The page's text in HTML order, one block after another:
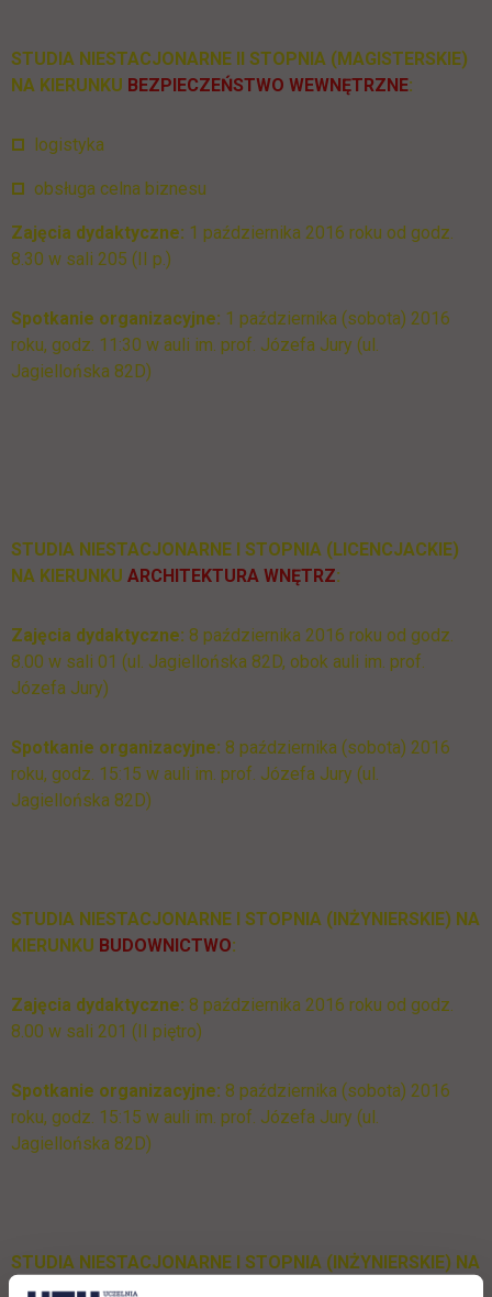
STUDIA NIESTACJONARNE II STOPNIA (MAGISTERSKIE)
NA KIERUNKU BEZPIECZEŃSTWO WEWNĘTRZNE:
logistyka
obsługa celna biznesu
Zajęcia dydaktyczne: 1 października 2016 roku od godz.
8.30 w sali 205 (II p.)
Spotkanie organizacyjne: 1 października (sobota) 2016
roku, godz. 11:30 w auli im. prof. Józefa Jury (ul.
Jagiellońska 82D)
STUDIA NIESTACJONARNE I STOPNIA (LICENCJACKIE)
NA KIERUNKU ARCHITEKTURA WNĘTRZ:
Zajęcia dydaktyczne: 8 października 2016 roku od godz.
8.00 w sali 01 (ul. Jagiellońska 82D, obok auli im. prof.
Józefa Jury)
Spotkanie organizacyjne: 8 października (sobota) 2016
roku, godz. 15:15 w auli im. prof. Józefa Jury (ul.
Jagiellońska 82D)
STUDIA NIESTACJONARNE I STOPNIA (INŻYNIERSKIE) NA
KIERUNKU BUDOWNICTWO:
Zajęcia dydaktyczne: 8 października 2016 roku od godz.
8.00 w sali 201 (II piętro)
Spotkanie organizacyjne: 8 października (sobota) 2016
roku, godz. 15:15 w auli im. prof. Józefa Jury (ul.
Jagiellońska 82D)
STUDIA NIESTACJONARNE I STOPNIA (INŻYNIERSKIE) NA
KIERUNKUTRANSPORT: